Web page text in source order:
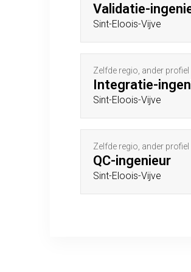
Validatie-
Sint-Eloois-Vijve
Zelfde regio, ander profiel
Integratie-
Sint-Eloois-Vijve
Zelfde regio, ander profiel
QC-ingenieur
Sint-Eloois-Vijve